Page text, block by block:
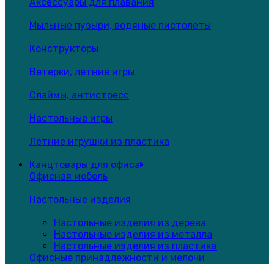
Мыльные пузыри, водяные пистолеты
Конструкторы
Ветерки, летние игры
Слаймы, антистресс
Настольные игры
Летние игрушки из пластика
Канцтовары для офиса
Офисная мебель
Настольные изделия
Настольные изделия из дерева
Настольные изделия из металла
Настольные изделия из пластика
Офисные принадлежности и мелочи